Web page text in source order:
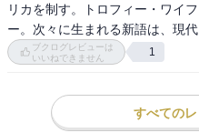
リカを制す。トロフィー・ワイ
ー。次々に生まれる新語は、現代
ブクログレビューは
いいねできません
1
すべての